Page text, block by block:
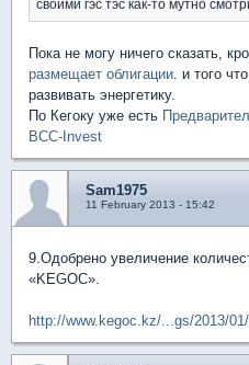
своими гэс тэс как-то мутно
Пока не могу ничего сказать,
размещает облигации. и того
развивать энергетику.
По Кегоку уже есть
BCC-Invest
Sam1975
11 February 2013 - 15:42
9.Одобрено увеличение
«KEGOC».
http://www.kegoc.kz/...gs/2013/